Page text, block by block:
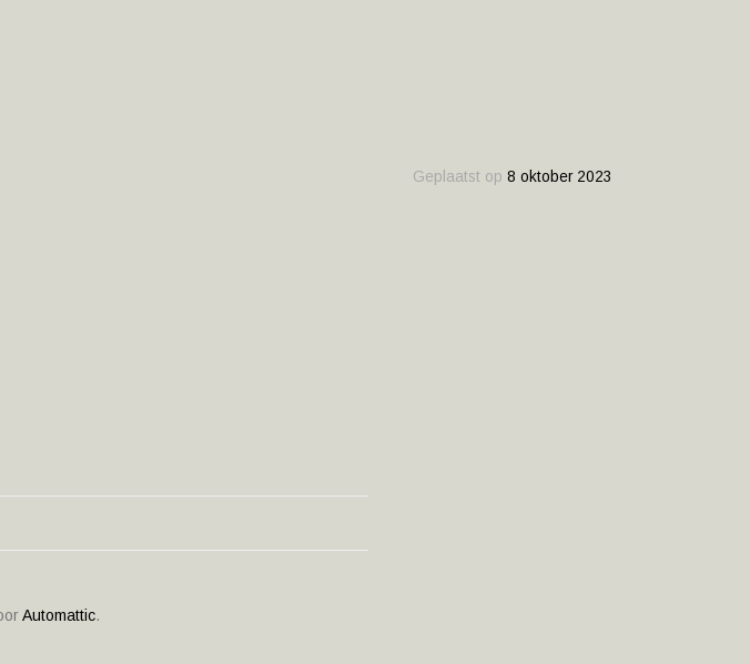
Geplaatst op8 oktober 2023
Automattic.